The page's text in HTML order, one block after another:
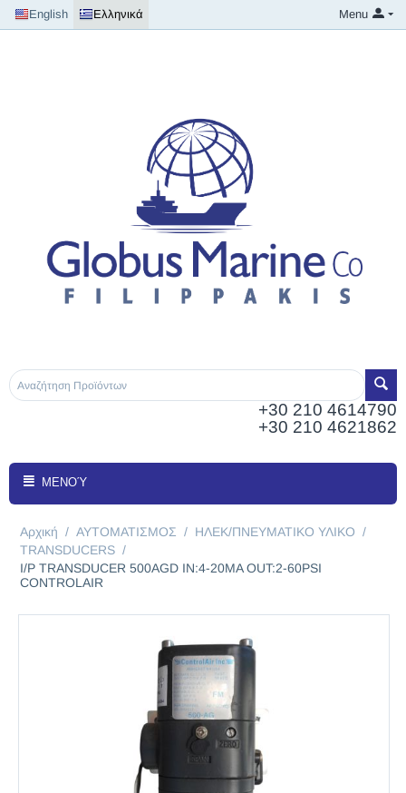
English Ελληνικά Menu
+30 210 4614790
+30 210 4621862
ΜΕΝΟΎ
Αρχική / ΑΥΤΟΜΑΤΙΣΜΟΣ / ΗΛΕΚ/ΠΝΕΥΜΑΤΙΚΟ ΥΛΙΚΟ /
TRANSDUCERS /
Ι/Ρ ΤRΑΝSDUCER 500AGD IN:4-20MA OUT:2-60PSI
CΟΝΤROLAIR